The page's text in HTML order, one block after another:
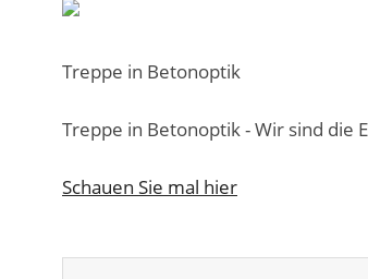
Treppe in Betonoptik
Treppe in Betonoptik - Wir sind
Schauen Sie mal hier